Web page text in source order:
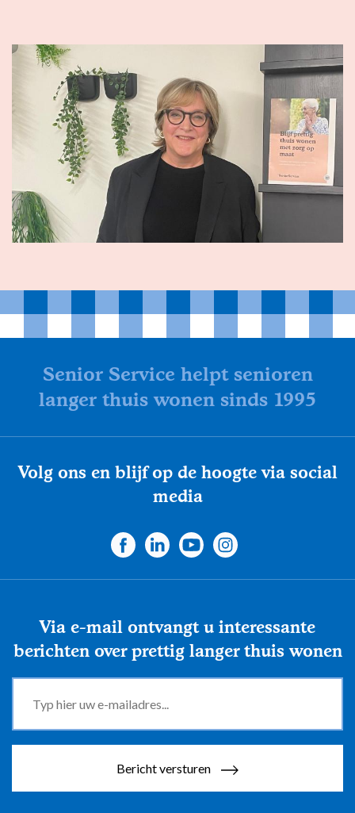
Senior Service helpt senioren
langer thuis wonen sinds 1995
Volg ons en blijf op de hoogte via social
media
Via e-mail ontvangt u interessante
berichten over prettig langer thuis wonen
Bericht versturen